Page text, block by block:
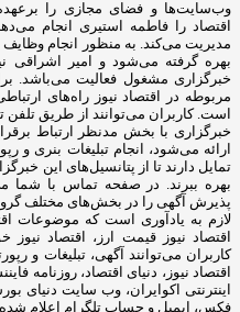
وب‌سایت‌ها و فضای مجازی را
اقتصاد را فاطمه استیری انجام
مدیریت می‌کند. به منظور انجام وظایف
بهره گرفته می‌شود و امیر
خبرگزاری مشغول فعالیت می‌باشد.
مربوطه در اقتصاد نیوز راه‌های
است. کاربران می‌توانند از طریق
خبرگزاری با بخش مدنظر ارتباط
ارائه می‌شود، انجام تبلیغات بنری و
تمایل دارند تا از پتانسیل‌های این
بهره ببرند. در صفحه تماس با شما
پذیرش آگهی را در بخش‌های مختلف گروه
لازم به یادآوری است که موضوعات
اقتصاد نیوز قیمت ارز، اقتصاد نیوز
کاربران می‌توانند آگهی، تبلیغات و
اقتصاد نیوز، دنیای اقتصاد، روزنامه
اینترنتی اکوایران، وب سایت دنیای
فکس، ایمیل و حساب تلگرام اعلام شده